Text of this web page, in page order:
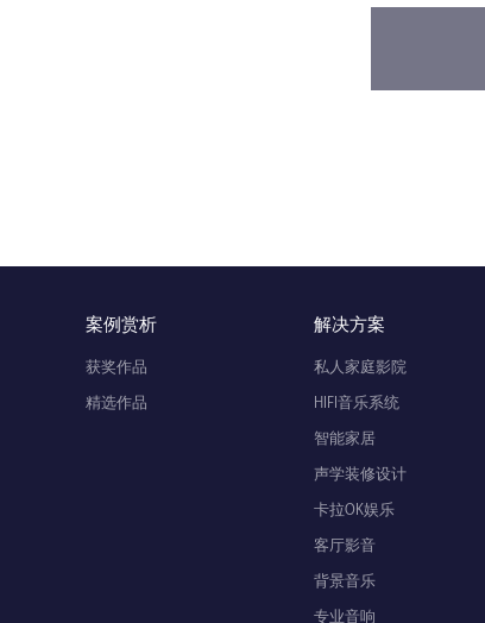
案例赏析
获奖作品
精选作品
解决方案
私人家庭影院
HIFI音乐系统
智能家居
声学装修设计
卡拉OK娱乐
客厅影音
背景音乐
专业音响